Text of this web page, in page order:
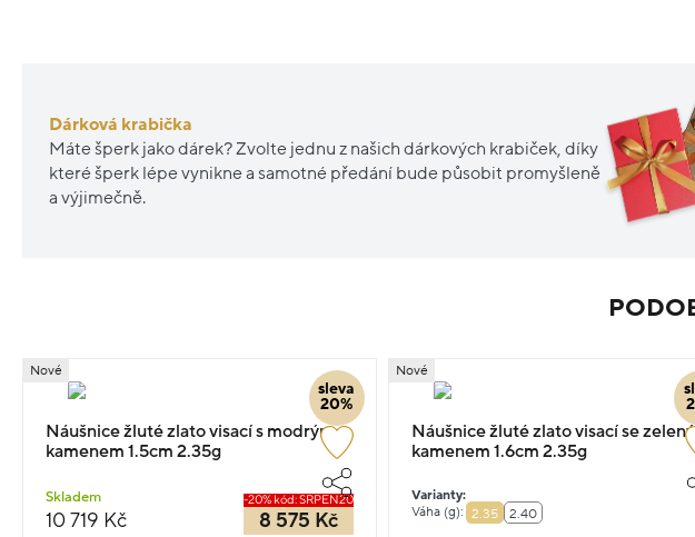
Dárková krabička
Máte šperk jako dárek? Zvolte jednu z našich dárkových krabiček, díky
které šperk lépe vynikne a samotné předání bude působit promyšleně
a výjimečně.
sleva
20%
Nové
Náušnice žluté zlato visací s modrým
kamenem 1.5cm 2.35g
Skladem
10 719 Kč
-20% kód: SRPEN20
8 575 Kč
Nové
Náušnice žluté zlato visací se
kamenem 1.6cm 2.35g
Varianty:
Váha (g):
2.35 2.40